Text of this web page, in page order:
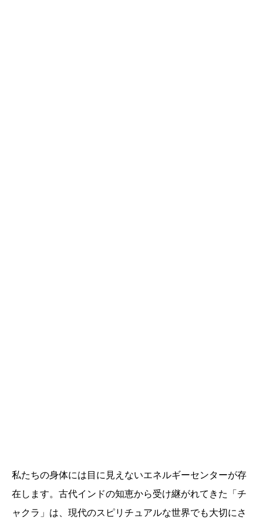
私たちの身体には目に見えないエネルギーセンターが存
在します。古代インドの知恵から受け継がれてきた「チ
ャクラ」は、現代のスピリチュアルな世界でも大切にさ